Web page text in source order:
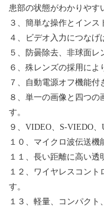
患部の状態がわかりやす
３、 簡単な操作とインス
４、
ビデオ入力につなげ
５、
防曇除去、非球面レ
６、 殊レンズの採用によ
７、
自動電源オフ機能付
８、 単一の画像と四つの
す 。
９、 VIDEO、S-VIEDO、
１０、 マイクロ波伝送機
１１、 長い距離に高い透
１２、
ワイヤレスコント
す 。
１３、 軽量、コンパクト